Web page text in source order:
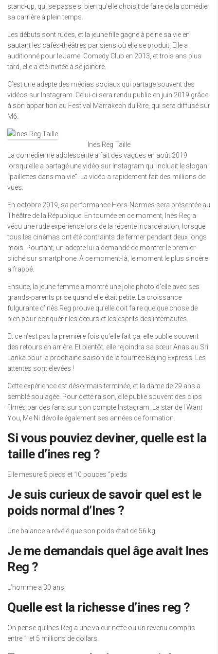
stand-up, qui se passe si bien qu’elle choisit de faire de la comédie
sa carrière à plein temps.
Les débuts sont rudes, et la jeune fille gagne à peine sa vie en
sautant les cafés-théâtres parisiens où elle se produit. Elle a
auditionné pour le Jamel Comedy Club en 2013, et trois ans plus
tard, elle a été invitée à se joindre.
C’est une adepte des médias sociaux qui partage souvent des
vidéos sur Instagram. Celui-ci sera rendu public en juin 2019 grâce
à son apparition au Festival Marrakech du Rire, qui sera diffusé sur
M6.
Ines Reg Taille
La comédienne adolescente a fait des vagues en août 2019
lorsqu’elle a partagé une vidéo sur Instagram qui incluait le slogan
“paillettes dans ma vie”. La vidéo a rapidement fait des millions de
vues.
En octobre 2019, sa performance Hors-Normes sera présentée au
Théâtre de la République. En tournée en ce moment, Inès Reg a
vécu une rude expérience lors de la récente incarcération, lorsque
tous les cinémas ont été contraints de fermer pendant deux longs
mois. Pourtant, un adepte lui a demandé de montrer le premier
cliché sur smartphone. À ce moment-là, le moment le plus sincère
a frappé.
Ensuite, la jeune femme a montré une jolie photo d’elle avec ses
grands-parents prise quand elle était petite. La croissance
fulgurante d’Inès Reg prouve qu’elle doit faire quelque chose de
bien pour conquérir les cœurs et les esprits des internautes.
Et ce n’est pas la première fois qu’elle fait ça; elle publie souvent
des retours en arrière. Et bientôt, elle rejoindra sa sœur Anas au Sri
Lanka pour la prochaine saison de la tournée Beijing Express. Les
attentes sont élevées !
Cette expérience est désormais terminée, et la dame de 29 ans a
semblé soulagée. Pour cette raison, elle publie souvent des clips
filmés par des fans sur son compte Instagram. La star de I Want
You, Me Ni dévoile également ses années de formation.
Si vous pouviez deviner, quelle est la
taille d’ines reg ?
Elle mesure 5 pieds et 10 pouces “pieds
Je suis curieux de savoir quel est le
poids normal d’Ines ?
Une balance a révélé que son poids était de 56 kg.
Je me demandais quel âge avait Ines
Reg ?
L’homme a 30 ans.
Quelle est la richesse d’ines reg ?
On pense qu’Ines Reg a une valeur nette ou un revenu compris
entre 1 et 5 millions de dollars.